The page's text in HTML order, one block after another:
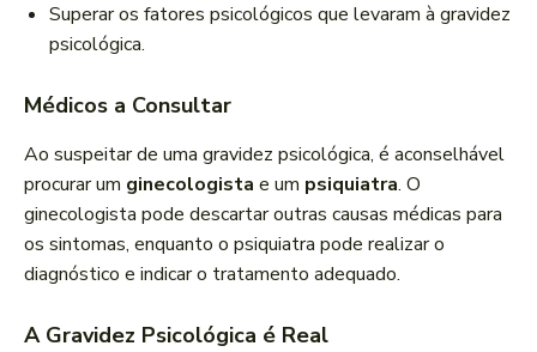
Superar os fatores psicológicos que levaram à gravidez
psicológica.
Médicos a Consultar
Ao suspeitar de uma gravidez psicológica, é aconselhável
procurar um ginecologista e um psiquiatra. O
ginecologista pode descartar outras causas médicas para
os sintomas, enquanto o psiquiatra pode realizar o
diagnóstico e indicar o tratamento adequado.
A Gravidez Psicológica é Real